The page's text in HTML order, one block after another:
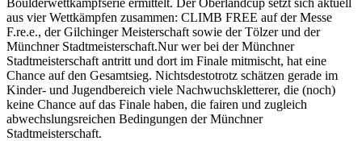
aus vier Wettkämpfen zusammen: CLIMB FREE auf der Messe
F.re.e., der Gilchinger Meisterschaft sowie der Tölzer und der
Münchner Stadtmeisterschaft.Nur wer bei der Münchner
Stadtmeisterschaft antritt und dort im Finale mitmischt, hat eine
Chance auf den Gesamtsieg. Nichtsdestotrotz schätzen gerade im
Kinder- und Jugendbereich viele Nachwuchskletterer, die (noch)
keine Chance auf das Finale haben, die fairen und zugleich
abwechslungsreichen Bedingungen der Münchner
Stadtmeisterschaft.